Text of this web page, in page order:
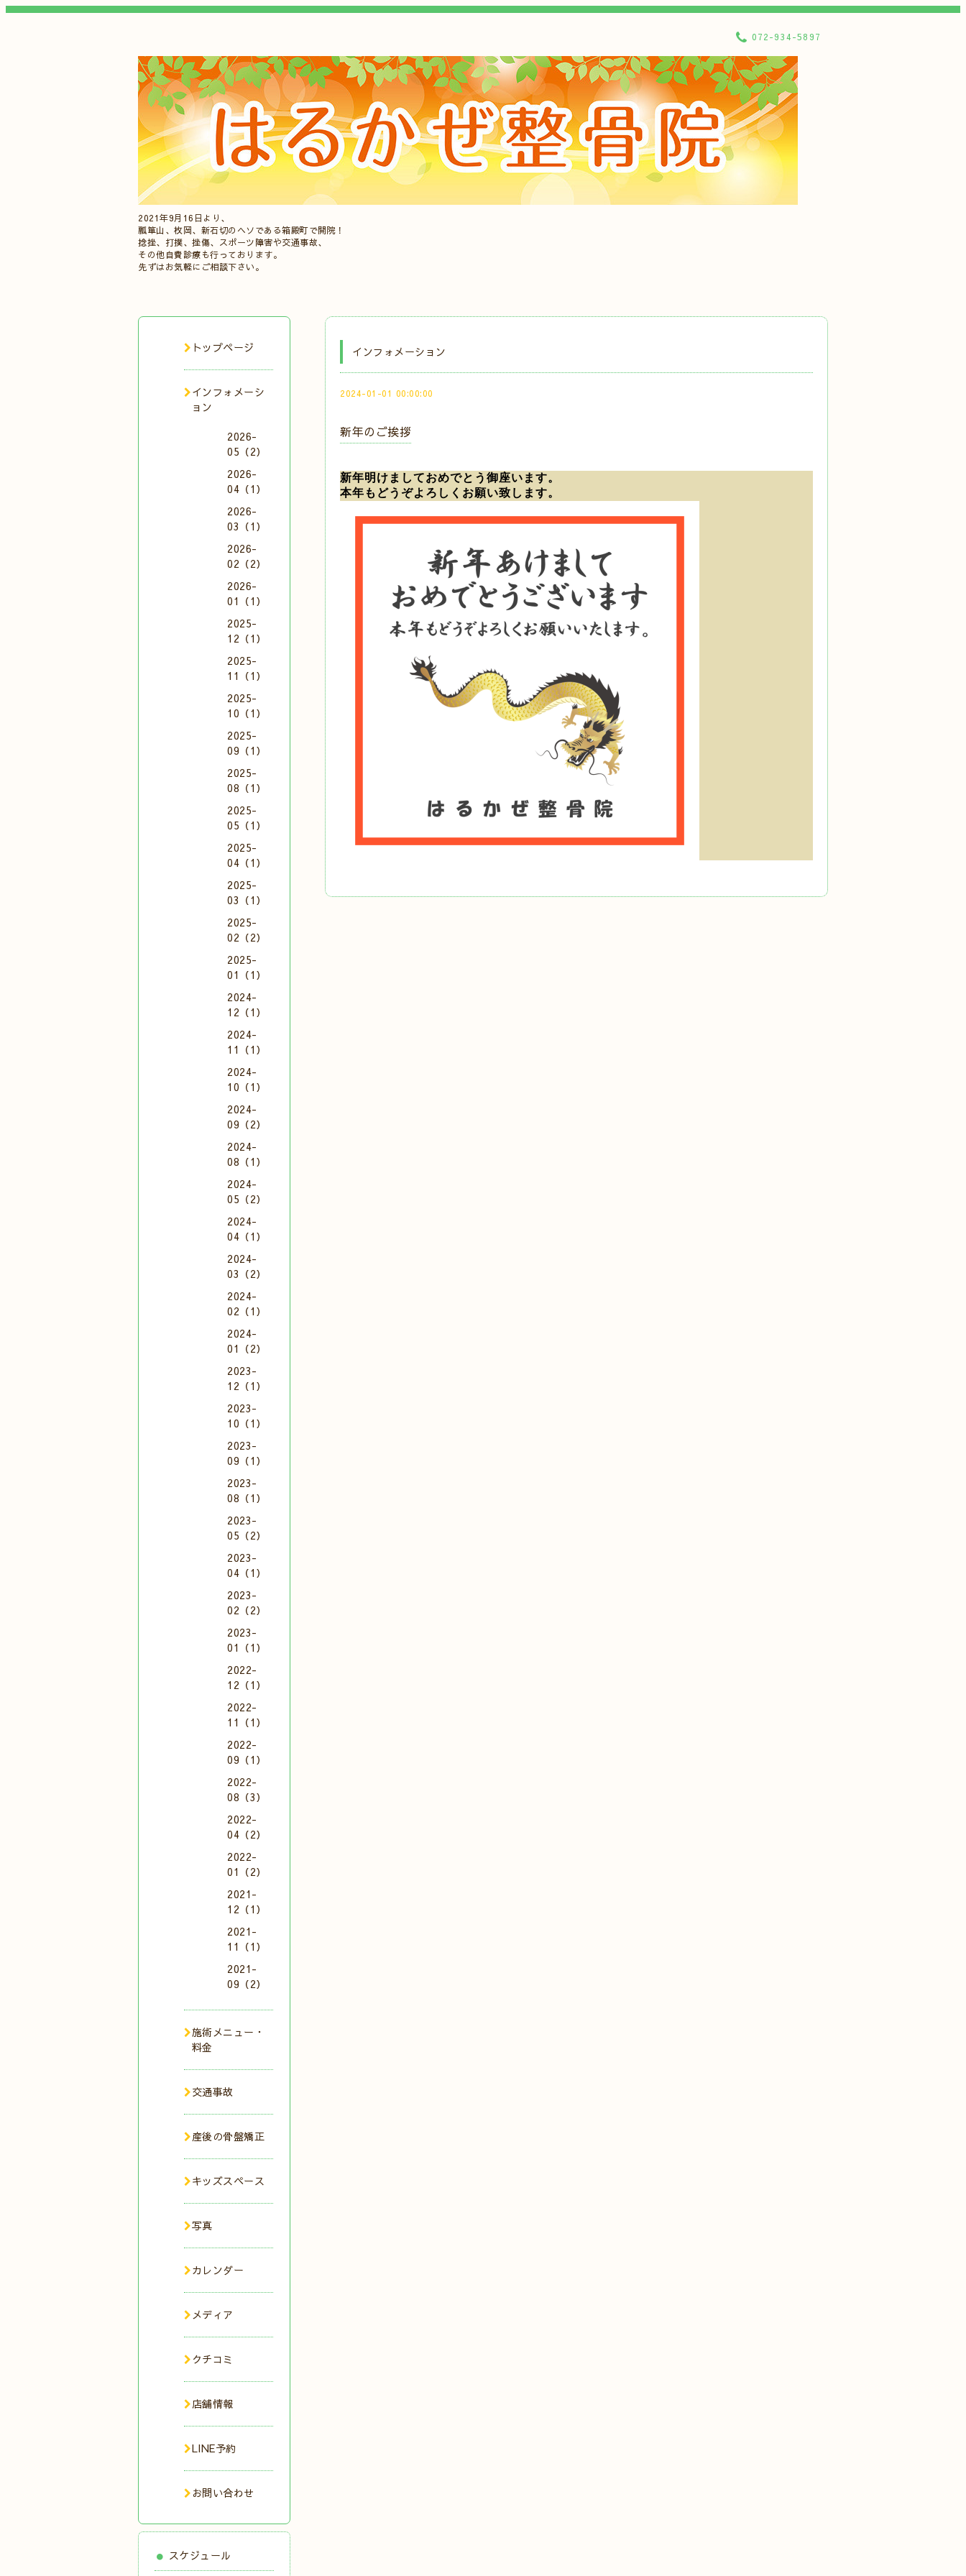
2021年9月16日より、
瓢箪山、枚岡、新石切のヘソである箱殿町で開院！
捻挫、打撲、挫傷、スポーツ障害や交通事故、
その他自費診療も行っております。
先ずはお気軽にご相談下さい。
072-934-5897
インフォメーション
2024-01-01 00:00:00
新年のご挨拶
新年明けましておめでとう御座います。
本年もどうぞよろしくお願い致します。
トップページ
インフォメーシ
ョン
2026-
05（2）
2026-
04（1）
2026-
03（1）
2026-
02（2）
2026-
01（1）
2025-
12（1）
2025-
11（1）
2025-
10（1）
2025-
09（1）
2025-
08（1）
2025-
05（1）
2025-
04（1）
2025-
03（1）
2025-
02（2）
2025-
01（1）
2024-
12（1）
2024-
11（1）
2024-
10（1）
2024-
09（2）
2024-
08（1）
2024-
05（2）
2024-
04（1）
2024-
03（2）
2024-
02（1）
2024-
01（2）
2023-
12（1）
2023-
10（1）
2023-
09（1）
2023-
08（1）
2023-
05（2）
2023-
04（1）
2023-
02（2）
2023-
01（1）
2022-
12（1）
2022-
11（1）
2022-
09（1）
2022-
08（3）
2022-
04（2）
2022-
01（2）
2021-
12（1）
2021-
11（1）
2021-
09（2）
施術メニュー・
料金
交通事故
産後の骨盤矯正
キッズスペース
写真
カレンダー
メディア
クチコミ
店舗情報
LINE予約
お問い合わせ
スケジュール